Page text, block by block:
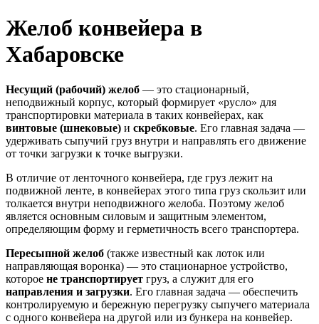
Желоб конвейера в
Хабаровске
Несущий (рабочий) желоб — это стационарный,
неподвижный корпус, который формирует «русло» для
транспортировки материала в таких конвейерах, как
винтовые (шнековые) и скребковые. Его главная задача —
удерживать сыпучий груз внутри и направлять его движение
от точки загрузки к точке выгрузки.
В отличие от ленточного конвейера, где груз лежит на
подвижной ленте, в конвейерах этого типа груз скользит или
толкается внутри неподвижного желоба. Поэтому желоб
является основным силовым и защитным элементом,
определяющим форму и герметичность всего транспортера.
Пересыпной желоб (также известный как лоток или
направляющая воронка) — это стационарное устройство,
которое не транспортирует груз, а служит для его
направления и загрузки. Его главная задача — обеспечить
контролируемую и бережную перегрузку сыпучего материала
с одного конвейера на другой или из бункера на конвейер.